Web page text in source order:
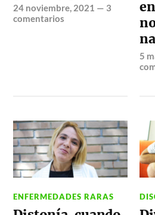
24 noviembre, 2021 — 3
comentarios
5
ENFERMEDADES RARAS